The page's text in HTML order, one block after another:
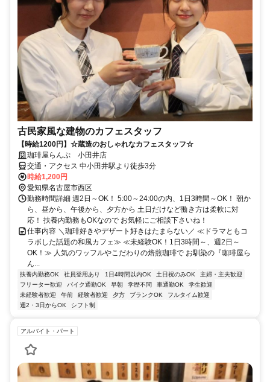
古民家風な建物のカフェスタッフ
【時給1200円】☆蔵造のおしゃれなカフェスタッフ☆
珈琲屋らんぷ 小田井店
交通・アクセス 中小田井駅より徒歩3分
時給1,200円
愛知県名古屋市西区
勤務時間詳細 週2日～OK！ 5:00～24:00の内、1日3時間～OK！ 朝か
ら、昼から、午後から、夕方から 土日だけなど働き方は柔軟に対
応！ 扶養内勤務もOKなので お気軽にご相談下さいね！
仕事内容 ＼珈琲好きやデザート好きはたまらない／ ≪ドラマともコ
ラボした話題の和風カフェ≫ ≪未経験OK！1日3時間～、週2日～
OK！≫ 人気のワッフルやこだわりの焙煎珈琲で お馴染の『珈琲屋ら
ん...
扶養内勤務OK 社員登用あり 1日4時間以内OK 土日祝のみOK
主婦・主夫歓迎
フリーター歓迎
バイク通勤OK 早朝 学歴不問 車通勤OK
学生歓迎
未経験者歓迎
午前 経験者歓迎 夕方 ブランクOK
フルタイム歓迎
週2・3日からOK
シフト制
アルバイト・パート